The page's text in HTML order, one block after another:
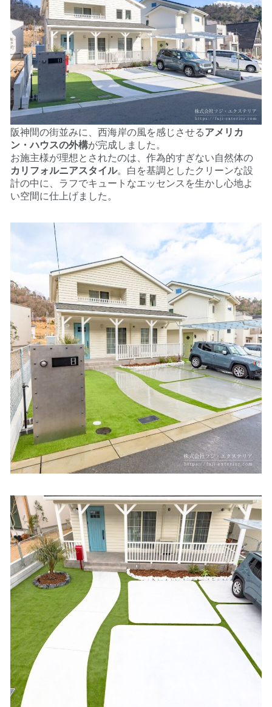
阪神間の街並みに、西海岸の風を感じさせるアメリカ
ン・ハウスの外構が完成しました。
お施主様が理想とされたのは、作為的すぎない自然体の
カリフォルニアスタイル。白を基調としたクリーンな設
計の中に、ラフでキュートなエッセンスを生かし心地よ
い空間に仕上げました。